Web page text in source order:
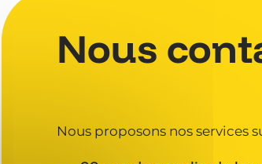
Nous
Nous proposons nos services